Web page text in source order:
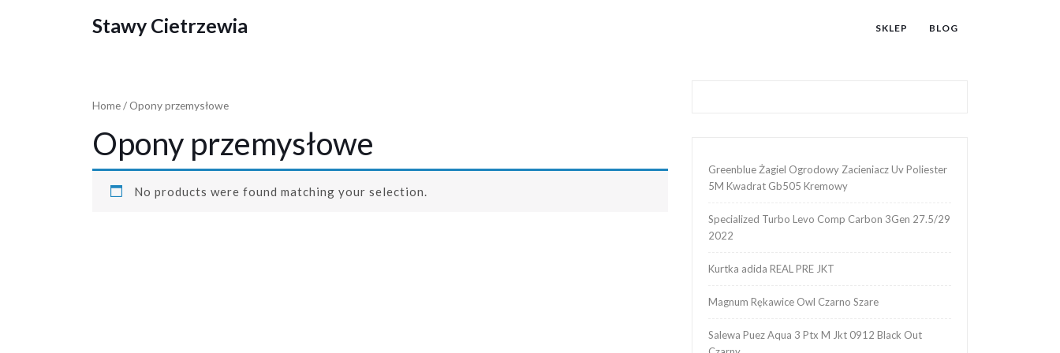
Stawy Cietrzewia SKLEP BLOG
Home/ Opony przemysłowe
Opony przemysłowe
No products were found matching your selection.
Greenblue Żagiel Ogrodowy Zacieniacz Uv Poliester
5M Kwadrat Gb505 Kremowy
Specialized Turbo Levo Comp Carbon 3Gen 27.5/29
2022
Kurtka adida REAL PRE JKT
Magnum Rękawice Owl Czarno Szare
Salewa Puez Aqua 3 Ptx M Jkt 0912 Black Out